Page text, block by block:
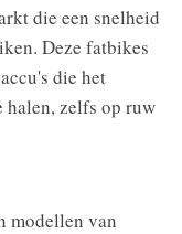
die een snelheid
Deze fatbikes
die het
halen, zelfs op ruw
modellen van